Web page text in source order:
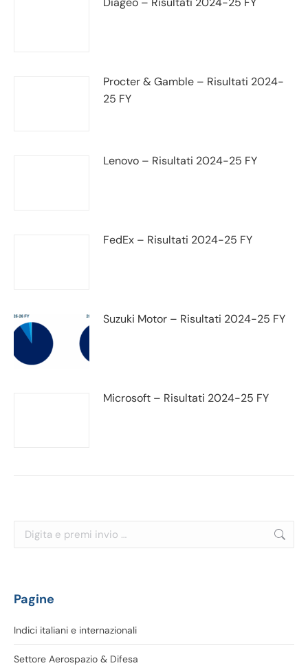
Procter & Gamble – Risultati 2024-
25 FY
Lenovo – Risultati 2024-25 FY
FedEx – Risultati 2024-25 FY
Suzuki Motor – Risultati 2024-25 FY
Microsoft – Risultati 2024-25 FY
Cerca:
Pagine
Indici italiani e internazionali
Settore Aerospazio & Difesa